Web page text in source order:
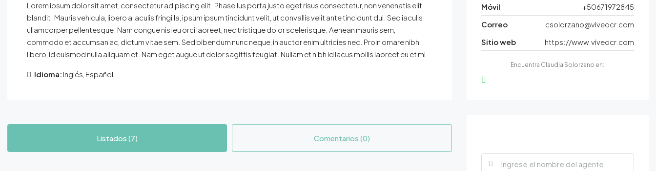
Lorem ipsum dolor sit amet, consectetur adipiscing elit. Phasellus porta justo eget risus consectetur, non venenatis elit
blandit. Mauris vehicula, libero a iaculis fringilla, ipsum ipsum tincidunt velit, ut convallis velit ante tincidunt dui. Sed iaculis
ullamcorper pellentesque. Nam congue nisi eu orci laoreet, nec tristique dolor scelerisque. Aenean mauris sem,
commodo et accumsan ac, dictum vitae sem. Sed bibendum nunc neque, in auctor enim ultricies nec. Proin ornare nibh
libero, id euismod nulla aliquam et. Nam eget augue ut dolor sagittis feugiat. Nullam et nibh id lacus mollis laoreet eu et mi.
Idioma: Inglés, Español
Listados (7) Comentarios (0)
Móvil
+50671972845
Correo
csolorzano@viveocr.com
Sitio web
https://www.viveocr.com
Encuentra Claudia Solorzano en: